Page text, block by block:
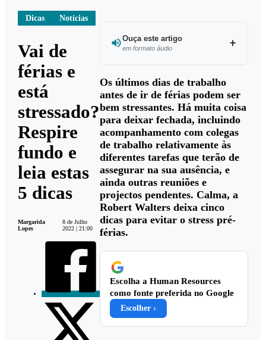
Dicas Notícias
Vai de
férias e
está
stressado?
Respire
fundo e
leia estas
5 dicas
Margarida
Lopes
8 de Julho
2022 | 21:00
Ouça este artigo
em formato áudio
Ouvir este
artigo
Os últimos dias de trabalho
antes de ir de férias podem ser
bem stressantes. Há muita coisa
para deixar fechada, incluindo
acompanhamento com colegas
de trabalho relativamente às
diferentes tarefas que terão de
assegurar na sua ausência, e
ainda outras reuniões e
projectos pendentes. Calma, a
Robert Walters deixa cinco
dicas para evitar o stress pré-
férias.
Escolha a Human Resources
como fonte preferida no Google
Escolher ›